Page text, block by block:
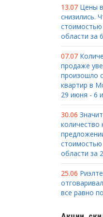
13.07 Цены
снизились.
области за
07.07
продаже
произошло
квартир в
29 июня - 6
30.06
количество
области за
25.06
все равно